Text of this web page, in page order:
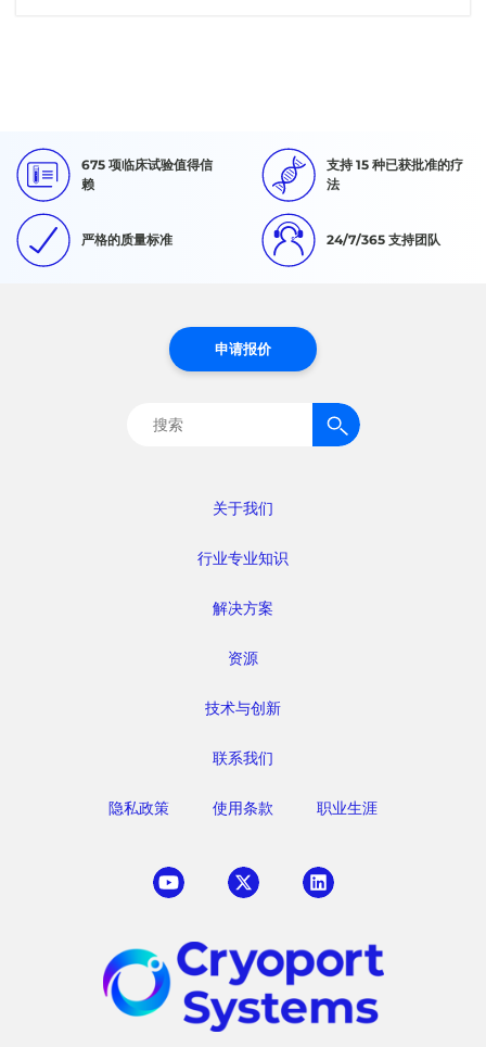
675 项临床试验值得信
赖
支持 15 种已获批准的疗
法
严格的质量标准 24/7/365 支持团队
关于我们
行业专业知识
解决方案
资源
技术与创新
联系我们
隐私政策 使用条款 职业生涯
申请报价
搜